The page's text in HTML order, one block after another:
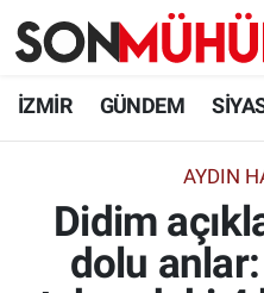
İZMİR GÜNDEM
AYDIN
Didim
dolu
İzmir Nöbetçi
İzmir Namaz Vakitleri
İzmir Trafik